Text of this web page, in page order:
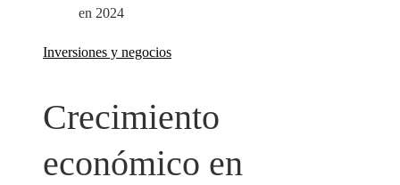
en 2024
Inversiones y negocios
Crecimiento
económico en